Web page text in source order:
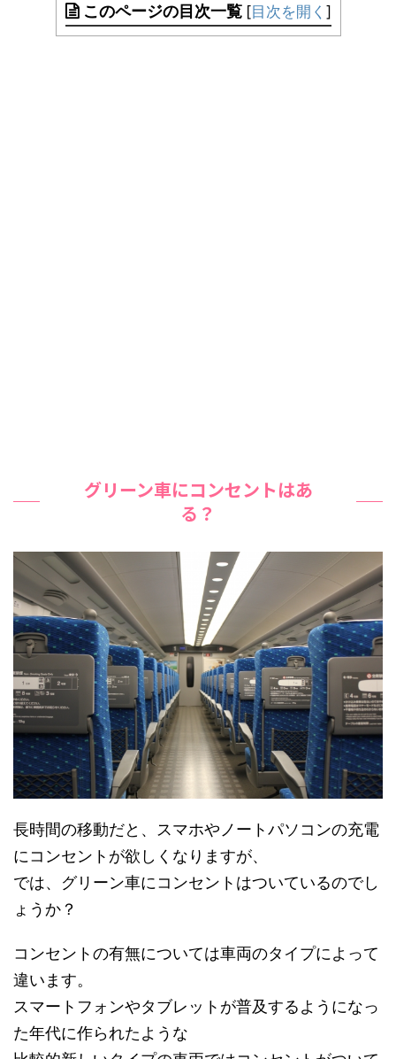
このページの目次一覧 [目次を開く ]
グリーン車にコンセントはあ
る？
長時間の移動だと、スマホやノートパソコンの充電
にコンセントが欲しくなりますが、
では、グリーン車にコンセントはついているのでし
ょうか？
コンセントの有無については車両のタイプによって
違います。
スマートフォンやタブレットが普及するようになっ
た年代に作られたような